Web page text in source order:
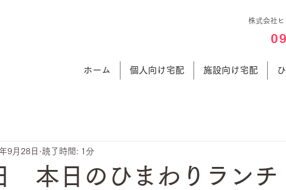
株式会社
ホーム 個人向け宅配 施設向け宅配
本日のひまわりランチ
9月28日 読了時間: 1分